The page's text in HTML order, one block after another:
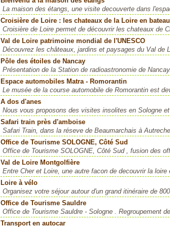
La maison des étangs, une visite decouverte dans
Croisière de Loire : les chateaux de la Loire en bateau
Croisière de Loire permet de découvrir les chateaux de
Val de Loire patrimoine mondial de l'UNESCO
Découvrez les châteaux, jardins et paysages du Val
Pôle des étoiles de Nancay
Présentation de la Station de radioastronomie de
Espace automobiles Matra - Romorantin
Le musée de la course automobile de Romorantin est
A dos d'anes
Nous vous proposons des visites insolites en Sologne
Safari train près d'amboise
Safari Train, dans la réseve de Beaumarchais à
Office de Tourisme SOLOGNE, Côté Sud
Office de Tourisme SOLOGNE, Côté Sud , fusion des
Val de Loire Montgolfière
Entre Cher et Loire, une autre facon de decouvrir la
Loire à vélo
Organisez votre séjour autour d'un grand itinéraire de
Office de Tourisme Sauldre
Office de Tourisme Sauldre - Sologne . Regroupement
Transport en autocar